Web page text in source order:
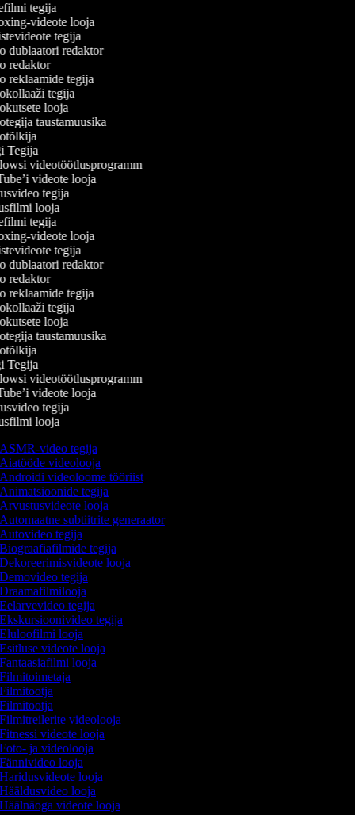
tegija
videote looja
tegija
dublaatori redaktor
redaktor
reklaamide tegija
tegija
looja
taustamuusika
videotöötlusprogramm
videote looja
tegija
looja
tegija
videote looja
tegija
dublaatori redaktor
redaktor
reklaamide tegija
tegija
looja
taustamuusika
videotöötlusprogramm
videote looja
tegija
looja
video tegija
videolooja
videoloome tööriist
tegija
looja
subtiitrite generaator
tegija
tegija
looja
tegija
tegija
tegija
looja
videote looja
looja
videolooja
videote looja
ja videolooja
looja
looja
looja
videote looja